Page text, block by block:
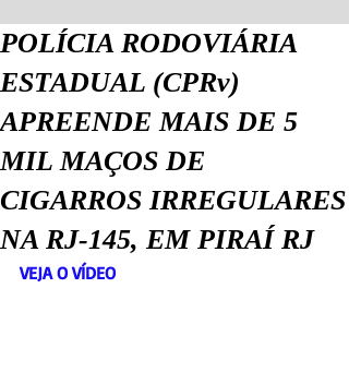
POLÍCIA RODOVIÁRIA
ESTADUAL (CPRv)
APREENDE MAIS DE 5
MIL MAÇOS DE
CIGARROS IRREGULARES
NA RJ-145, EM PIRAÍ RJ
VEJA O VÍDEO